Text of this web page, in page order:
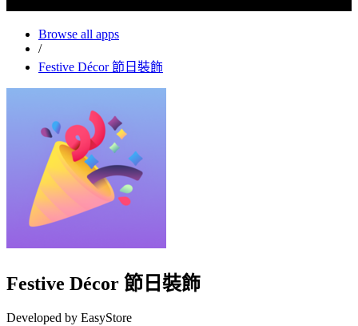
Browse all apps
/
Festive Décor 節日裝飾
Festive Décor 節日裝飾
Developed by EasyStore